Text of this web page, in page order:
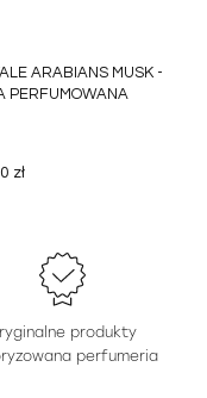
ARABIANS MUSK -
PERFUMOWANA
zł
produkty
perfumeria